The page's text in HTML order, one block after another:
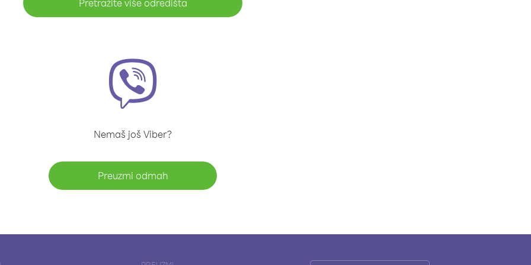
Pretražite više odredišta
Nemaš još Viber?
Preuzmi odmah